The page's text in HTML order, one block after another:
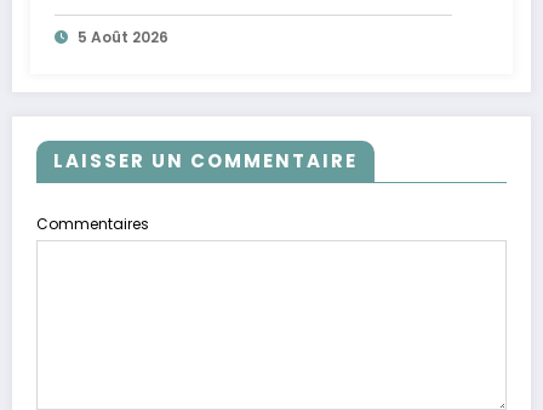
5 Août 2026
LAISSER UN COMMENTAIRE
Commentaires